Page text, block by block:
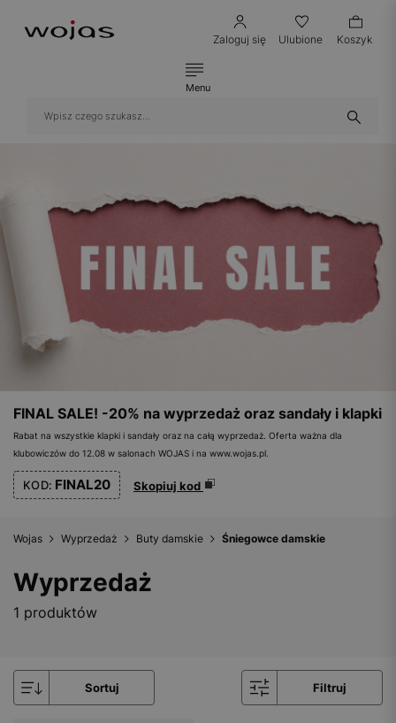
Zaloguj się Ulubione Koszyk
Menu
FINAL SALE! -20% na wyprzedaż oraz sandały i klapki
Rabat na wszystkie klapki i sandały oraz na całą wyprzedaż. Oferta ważna dla
klubowiczów do 12.08 w salonach WOJAS i na www.wojas.pl.
KOD: FINAL20 Skopiuj kod
Wojas Wyprzedaż Buty damskie Śniegowce damskie
Wyprzedaż
1 produktów
Sortuj Filtruj